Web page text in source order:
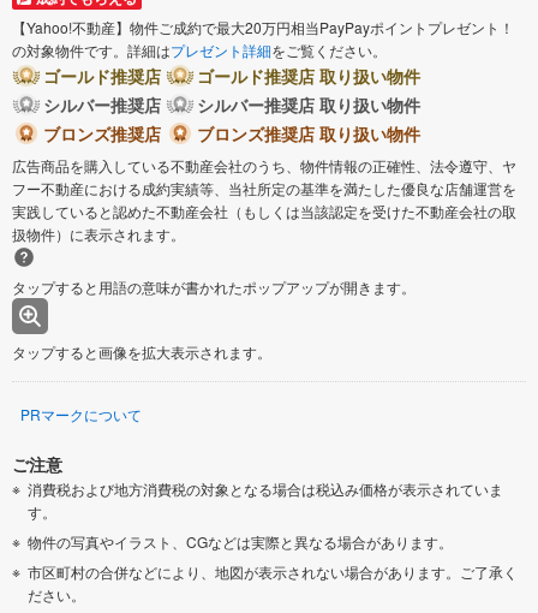
【Yahoo!不動産】物件ご成約で最大20万円相当PayPayポイントプレゼント！
の対象物件です。詳細はプレゼント詳細をご覧ください。
ゴールド推奨店
ゴールド推奨店 取り扱い物件
シルバー推奨店
シルバー推奨店 取り扱い物件
ブロンズ推奨店
ブロンズ推奨店 取り扱い物件
広告商品を購入している不動産会社のうち、物件情報の正確性、法令遵守、ヤ
フー不動産における成約実績等、当社所定の基準を満たした優良な店舗運営を
実践していると認めた不動産会社（もしくは当該認定を受けた不動産会社の取
扱物件）に表示されます。
タップすると用語の意味が書かれたポップアップが開きます。
タップすると画像を拡大表示されます。
PRマークについて
ご注意
消費税および地方消費税の対象となる場合は税込み価格が表示されていま
す。
物件の写真やイラスト、CGなどは実際と異なる場合があります。
市区町村の合併などにより、地図が表示されない場合があります。ご了承く
ださい。